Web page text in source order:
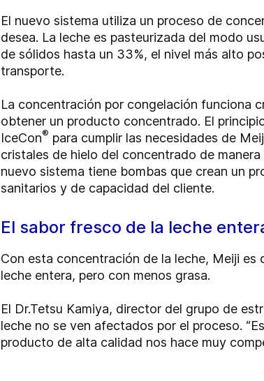
El nuevo sistema utiliza un proceso de
desea. La leche es pasteurizada del modo
de sólidos hasta un 33%, el nivel más alto
transporte.
La concentración por congelación funciona
obtener un producto concentrado. El
IceCon® para cumplir las necesidades de
cristales de hielo del concentrado de
nuevo sistema tiene bombas que crean un
sanitarios y de capacidad del cliente.
El sabor fresco de la leche
Con esta concentración de la leche, Meiji
leche entera, pero con menos grasa.
El Dr.Tetsu Kamiya, director del grupo de
leche no se ven afectados por el proceso.
producto de alta calidad nos hace muy